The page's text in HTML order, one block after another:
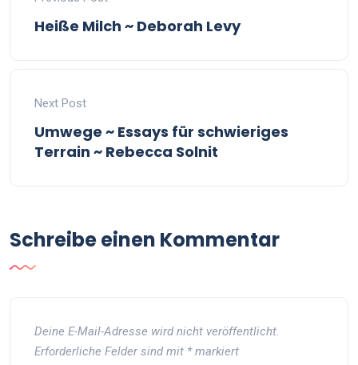
Heiße Milch ~ Deborah Levy
Next Post
Umwege ~ Essays für schwieriges
Terrain ~ Rebecca Solnit
Schreibe einen Kommentar
Deine E-Mail-Adresse wird nicht veröffentlicht.
Erforderliche Felder sind mit *markiert